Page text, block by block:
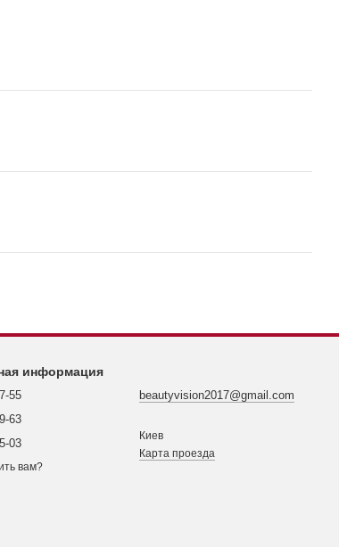
информация
55
63
03
вам?
beautyvision2017@gmail.com
Киев
Карта проезда